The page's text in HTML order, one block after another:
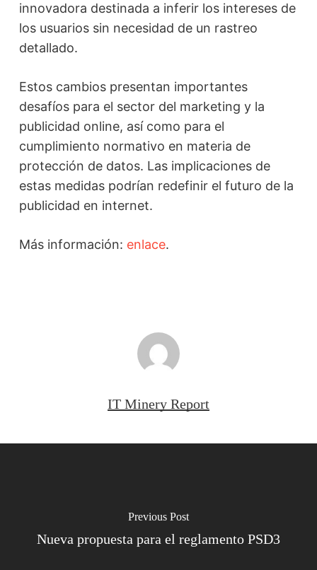
innovadora destinada a inferir los intereses de
los usuarios sin necesidad de un rastreo
detallado.
Estos cambios presentan importantes
desafíos para el sector del marketing y la
publicidad online, así como para el
cumplimiento normativo en materia de
protección de datos. Las implicaciones de
estas medidas podrían redefinir el futuro de la
publicidad en internet.
Más información: enlace.
IT Minery Report
Previous Post
Nueva propuesta para el reglamento PSD3